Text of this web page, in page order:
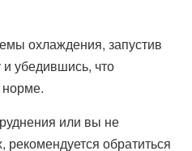
охлаждения, запустив
и убедившись, что
норме.
или вы не
обратиться